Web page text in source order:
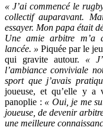
« J’ai commencé le
collectif auparavant.
essayer. Mon papa était
Une amie arbitre m’a
lancée. »Piquée par le
qui gravite autour. «
l’ambiance conviviale
sport que j’avais
joueuse, et qu’elle y a
panoplie : « Oui, je me
joueuse, de devenir
une meilleure